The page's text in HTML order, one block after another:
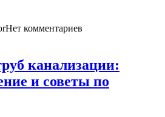
Нет комментариев
канализации:
и советы по